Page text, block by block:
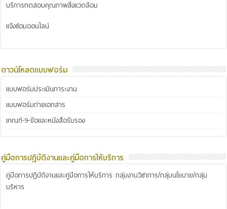
บริการทดสอบคุณภาพสิ่งแวดล้อม
แจ้งซ่อมออนไลน์
ดาวน์โหลดแบบฟอร์ม
แบบฟอร์มประเมินภาระงาน
แบบฟอร์มถ่ายเอกสาร
เกณฑ์-9-ข้อและหนังสือรับรอง
คู่มือการปฏิบัติงานและคู่มือการให้บริการ
คู่มือการปฏิบัติงานและคู่มือการให้บริการ กลุ่มงานวิชาการ/กลุ่มนโยบาย/กลุ่ม
บริหาร